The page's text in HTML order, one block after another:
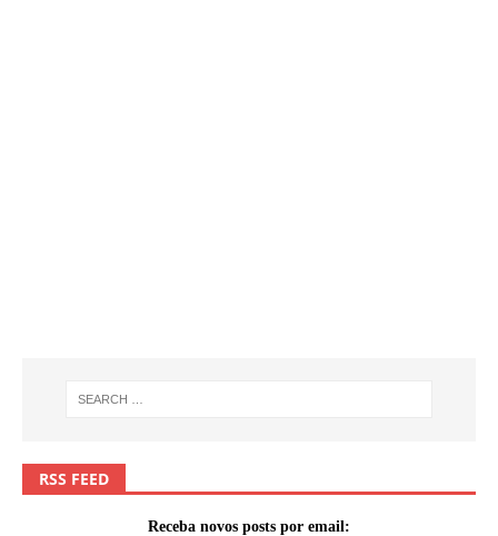
RSS FEED
Receba novos posts por email: